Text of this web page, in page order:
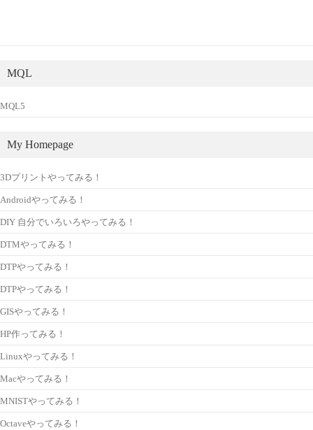
MQL
MQL5
My Homepage
3Dプリントやってみる！
Androidやってみる！
DIY 自分でいろいろやってみる！
DTMやってみる！
DTPやってみる！
DTPやってみる！
GISやってみる！
HP作ってみる！
Linuxやってみる！
Macやってみる！
MNISTやってみる！
Octaveやってみる！